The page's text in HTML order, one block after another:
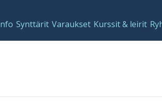
Synttärit Varaukset Kurssit & leirit